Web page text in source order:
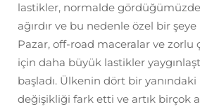
lastikler, normalde
ağırdır ve bu nedenle özel bir
Pazar, off-road maceralar ve zorlu
için daha büyük lastikler
başladı. Ülkenin dört bir
değişikliği fark etti ve artık birçok